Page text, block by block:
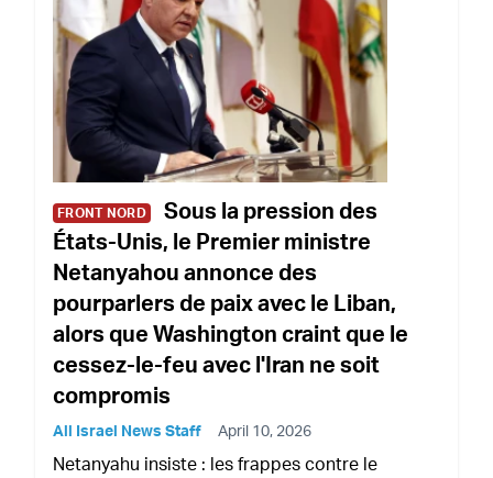
FRONT NORD
Sous la pression des
États-Unis, le Premier ministre
Netanyahou annonce des
pourparlers de paix avec le Liban,
alors que Washington craint que le
cessez-le-feu avec l'Iran ne soit
compromis
All Israel News Staff April 10, 2026
Netanyahu insiste : les frappes contre le